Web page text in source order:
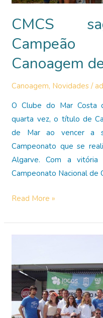
CMCS
Canoagem
Canoagem, Novidades /
O Clube do Mar Costa
quarta vez, o título de
de Mar ao vencer a
Campeonato que se
Algarve. Com a
Campeonato Nacional de
CMCS
se
Nacional
de
Canoagem
de
Read More »